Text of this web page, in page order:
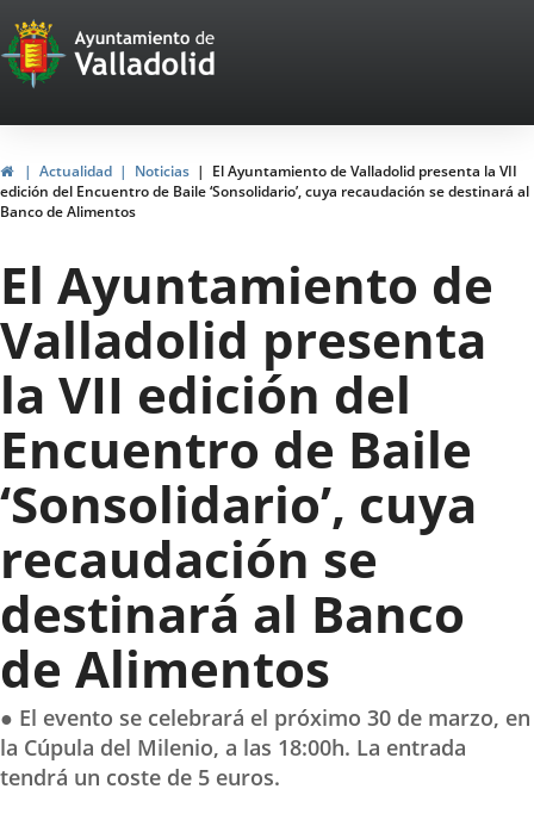
Portal
Web
del
Ayuntamiento
de
Valladolid
InicioActualidad Noticias
El Ayuntamiento de Valladolid presenta la VII
edición del Encuentro de Baile ‘Sonsolidario’, cuya recaudación se destinará al
Banco de Alimentos
El Ayuntamiento de
Valladolid presenta
la VII edición del
Encuentro de Baile
‘Sonsolidario’, cuya
recaudación se
destinará al Banco
de Alimentos
● El evento se celebrará el próximo 30 de marzo, en
la Cúpula del Milenio, a las 18:00h. La entrada
tendrá un coste de 5 euros.